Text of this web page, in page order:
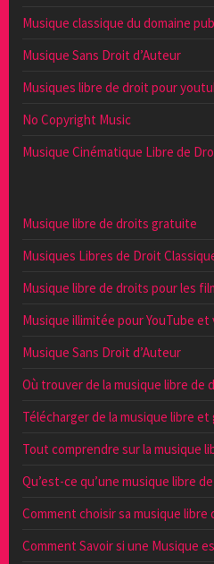
Musique classique du domaine
Musique Sans Droit d’Auteur
Musiques libre de droit pour
No Copyright Music
Musique Cinématique Libre de
Musique libre de droits gratuite
Musiques Libres de Droit
Musique libre de droits pour les
Musique illimitée pour YouTube et
Musique Sans Droit d’Auteur
Où trouver de la musique libre de
Télécharger de la musique libre
Tout comprendre sur la musique
Qu’est-ce qu’une musique libre
Comment choisir sa musique libre
Comment Savoir si une Musique